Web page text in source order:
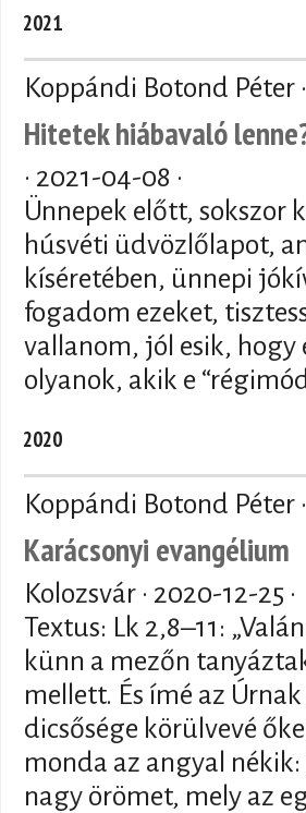
2021
Koppándi Botond Péter
Hitetek hiábavaló
· 2021-04-08 ·
Ünnepek előtt, sokszor
húsvéti üdvözlőlapot,
kíséretében, ünnepi
fogadom ezeket,
vallanom, jól esik, hogy
olyanok, akik e
2020
Koppándi Botond Péter
Karácsonyi evangélium
Kolozsvár · 2020-12-25 ·
Textus: Lk 2,8–11:
künn a mezőn
mellett. És ímé az
dicsősége körülvevé
monda az angyal
nagy örömet, mely az